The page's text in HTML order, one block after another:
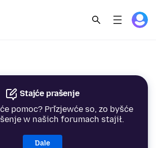
Stajće prašenje
pomoc? Přizjewće so, zo byšće
w našich forumach stajił.
Dale